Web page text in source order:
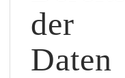
der
Daten